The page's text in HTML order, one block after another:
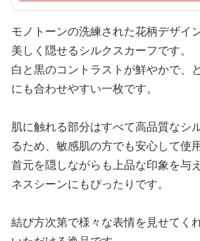
モノトーンの洗練された花柄デザイ
美しく隠せるシルクスカーフです。
白と黒のコントラストが鮮やかで、
にも合わせやすい一枚です。
肌に触れる部分はすべて高品質なシ
るため、敏感肌の方でも安心して使
首元を隠しながらも上品な印象を与
ネスシーンにもぴったりです。
結び方次第で様々な表情を見せてく